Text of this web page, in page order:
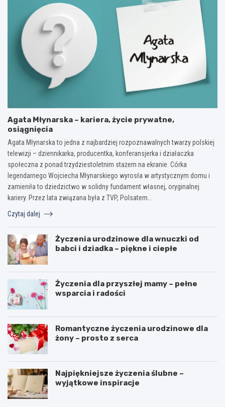
Agata Młynarska – kariera, życie prywatne,
osiągnięcia
Agata Młynarska to jedna z najbardziej rozpoznawalnych twarzy polskiej
telewizji – dziennikarka, producentka, konferansjerka i działaczka
społeczna z ponad trzydziestoletnim stażem na ekranie. Córka
legendarnego Wojciecha Młynarskiego wyrosła w artystycznym domu i
zamieniła to dziedzictwo w solidny fundament własnej, oryginalnej
kariery. Przez lata związana była z TVP, Polsatem…
Czytaj dalej
Życzenia urodzinowe dla wnuczki od
babci i dziadka – piękne i ciepłe
Życzenia dla przyszłej mamy – pełne
wsparcia i radości
Romantyczne życzenia urodzinowe dla
żony – prosto z serca
Najpiękniejsze życzenia ślubne –
wyjątkowe inspiracje